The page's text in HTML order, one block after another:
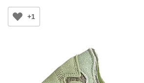
+1